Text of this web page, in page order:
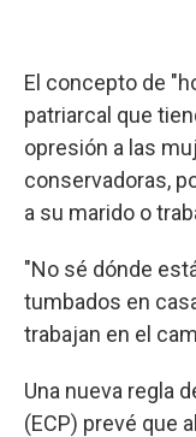
El concepto de
patriarcal que
opresión a las
conservadoras,
a su marido o
"No sé dónde
tumbados en
trabajan en el
Una nueva regla
(ECP) prevé que